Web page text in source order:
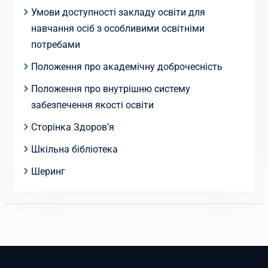
Умови доступності закладу освіти для
навчання осіб з особливими освітніми
потребами
Положення про академічну доброчесність
Положення про внутрішню систему
забезпечення якості освіти
Сторінка Здоров’я
Шкільна бібліотека
Шеринг